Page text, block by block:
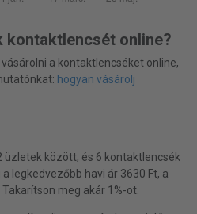
kontaktlencsét online?
a kontaktlencséket online,
hogyan vásárolj
üzletek között, és 6 kontaktlencsék
legkedvezőbb havi ár 3630 Ft, a
meg akár 1%-ot.